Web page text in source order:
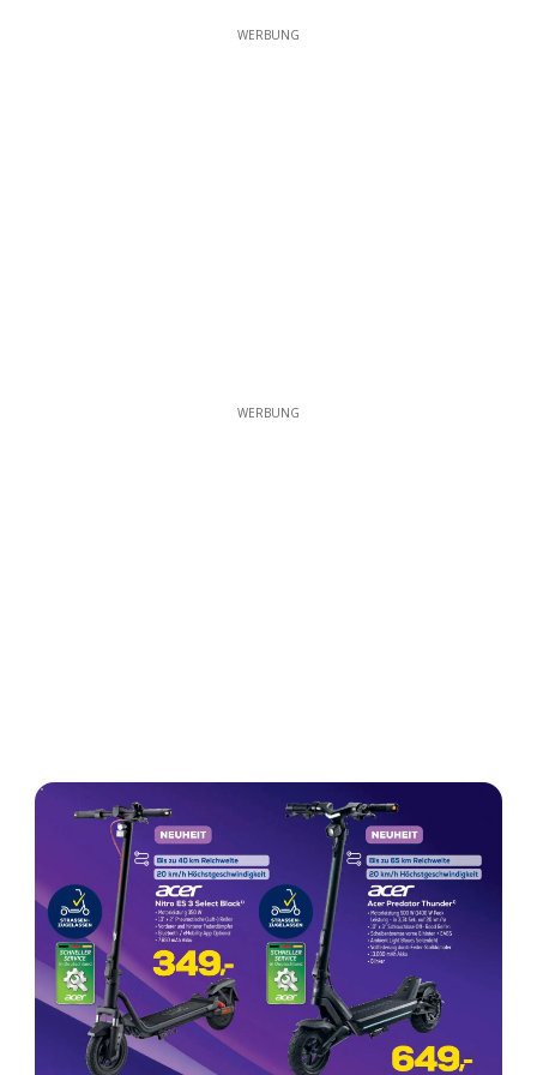
WERBUNG
WERBUNG